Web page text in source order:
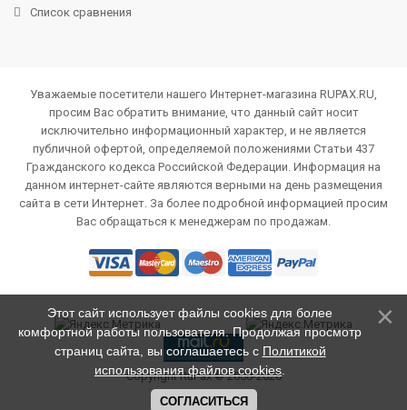
Список сравнения
Уважаемые посетители нашего Интернет-магазина RUPAX.RU,
просим Вас обратить внимание, что данный сайт носит
исключительно информационный характер, и не является
публичной офертой, определяемой положениями Статьи 437
Гражданского кодекса Российской Федерации. Информация на
данном интернет-сайте являются верными на день размещения
сайта в сети Интернет. За более подробной информацией просим
Вас обращаться к менеджерам по продажам.
Copyright RuPax © 2008-2026
Этот сайт использует файлы cookies для более
комфортной работы пользователя. Продолжая просмотр
страниц сайта, вы соглашаетесь с Политикой
использования файлов cookies
СОГЛАСИТЬСЯ